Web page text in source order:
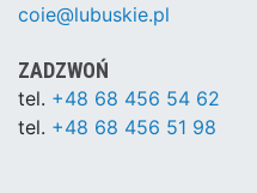
coie@lubuskie.pl
ZADZWOŃ
tel. +48 68 456 54 62
tel. +48 68 456 51 98